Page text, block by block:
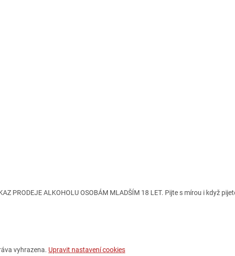
PRODEJE ALKOHOLU OSOBÁM MLADŠÍM 18 LET. Pijte s mírou i když
vyhrazena. Upravit nastavení cookies